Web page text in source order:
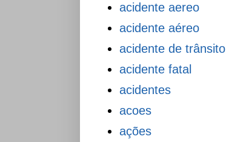
acidente aereo
acidente aéreo
acidente de trânsito
acidente fatal
acidentes
acoes
ações